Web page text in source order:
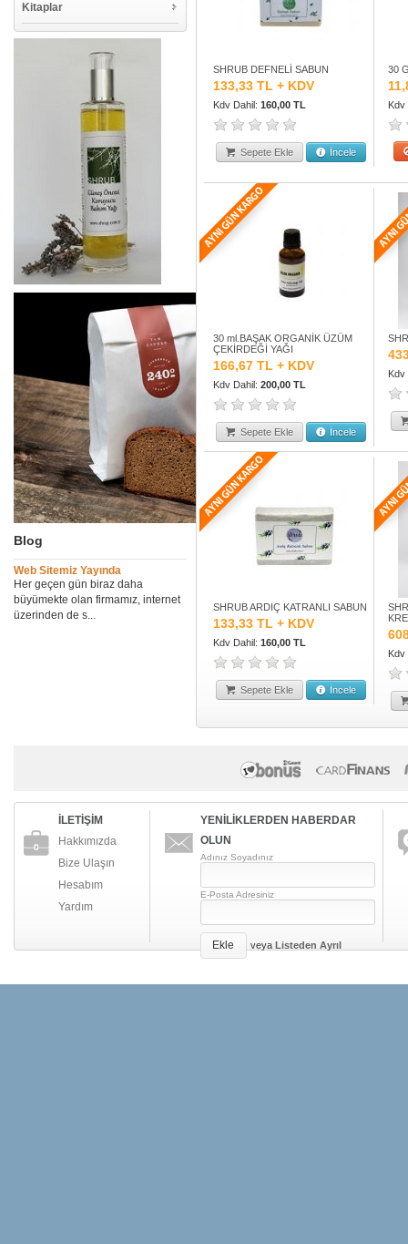
Kitaplar
Blog
Web Sitemiz Yayında
Her geçen gün biraz daha
büyümekte olan firmamız, internet
üzerinden de s...
SHRUB DEFNELİ SABUN
133,33 TL + KDV
Kdv Dahil: 160,00 TL
Sepete Ekle İncele
30
30 ml.BAŞAK ORGANİK ÜZÜM
ÇEKİRDEĞİ YAĞI
166,67 TL + KDV
Kdv Dahil: 200,00 TL
Sepete Ekle İncele
SHRUB ARDIÇ KATRANLI SABUN
133,33 TL + KDV
Kdv Dahil: 160,00 TL
Sepete Ekle İncele
İLETİŞİM
Hakkımızda
Bize Ulaşın
Hesabım
Yardım
YENİLİKLERDEN HABERDAR
OLUN
Adınız Soyadınız
E-Posta Adresiniz
Ekle veya Listeden Ayrıl